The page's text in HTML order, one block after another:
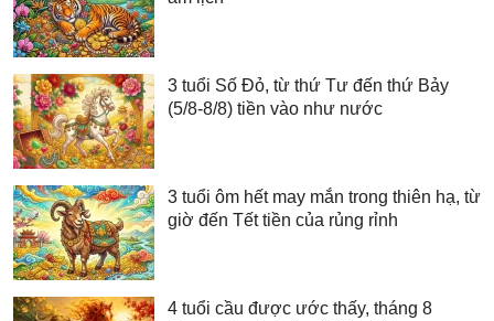
3 tuổi Số Đỏ, từ thứ Tư đến thứ Bảy
(5/8-8/8) tiền vào như nước
3 tuổi ôm hết may mắn trong thiên hạ, từ
giờ đến Tết tiền của rủng rỉnh
4 tuổi cầu được ước thấy, tháng 8